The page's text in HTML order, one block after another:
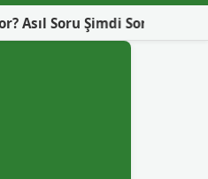
Şimdi Sorulmalı!